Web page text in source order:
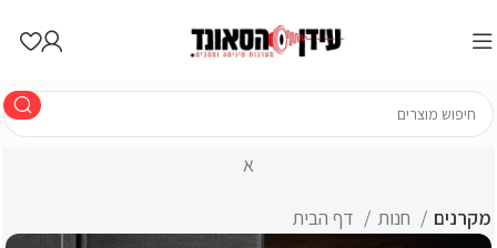
א
מקרנים